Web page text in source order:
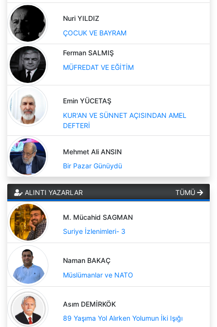
Nuri YILDIZ
ÇOCUK VE BAYRAM
Ferman SALMIŞ
MÜFREDAT VE EĞİTİM
Emin YÜCETAŞ
KUR'AN VE SÜNNET AÇISINDAN AMEL
DEFTERİ
Mehmet Ali ANSIN
Bir Pazar Günüydü
ALINTI YAZARLAR TÜMÜ
M. Mücahid SAGMAN
Suriye İzlenimleri- 3
Naman BAKAÇ
Müslümanlar ve NATO
Asım DEMİRKÖK
89 Yaşıma Yol Alırken Yolumun İki Işığı